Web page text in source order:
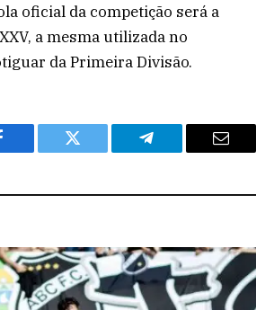
oficial da competição será a
a mesma utilizada no
da Primeira Divisão.
Twitter Telegram Email